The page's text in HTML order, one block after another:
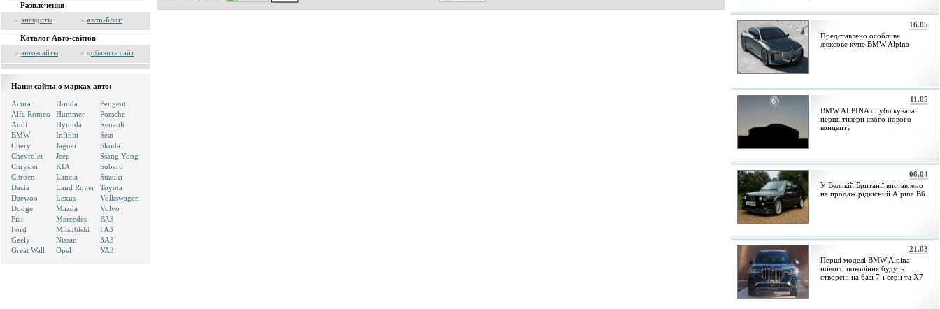
Развлечения
» анекдоты » авто-блог
Каталог Авто-сайтов
» авто-сайты » добавить сайт
Наши сайты о марках авто:
Acura
Alfa Romeo
Audi
BMW
Chery
Chevrolet
Chrysler
Citroen
Dacia
Daewoo
Dodge
Fiat
Ford
Geely
Great Wall
Honda
Hummer
Hyundai
Infiniti
Jaguar
Jeep
KIA
Lancia
Land Rover
Lexus
Mazda
Mercedes
Mitsubishi
Nissan
Opel
Peugeot
Porsche
Renault
Seat
Skoda
Ssang Yong
Subaru
Suzuki
Toyota
Volkswagen
Volvo
ВАЗ
ГАЗ
ЗАЗ
УАЗ
16.05
Представлено особливе
люксове купе BMW Alpina
11.05
BMW ALPINA опублікувала
перші тизери свого нового
концепту
06.04
У Великій Британії виставлено
на продаж рідкісний Alpina B6
21.03
Перші моделі BMW Alpina
нового покоління будуть
створені на базі 7-ї серії та X7